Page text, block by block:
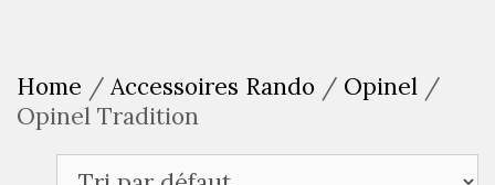
Home / Accessoires Rando / Opinel /
Opinel Tradition